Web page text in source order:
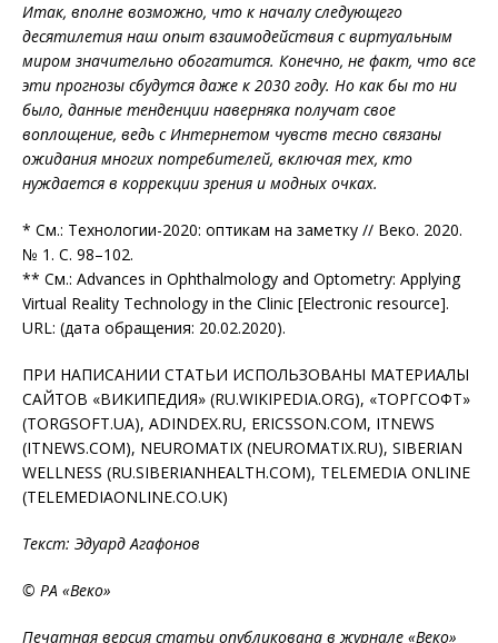
Итак, вполне возможно, что к началу следующего
десятилетия наш опыт взаимодействия с виртуальным
миром значительно обогатится. Конечно, не факт, что все
эти прогнозы сбудутся даже к 2030 году. Но как бы то ни
было, данные тенденции наверняка получат свое
воплощение, ведь с Интернетом чувств тесно связаны
ожидания многих потребителей, включая тех, кто
нуждается в коррекции зрения и модных очках.
* См.: Технологии-2020: оптикам на заметку // Веко. 2020.
№ 1. С. 98–102.
** См.: Advances in Ophthalmology and Optometry: Applying
Virtual Reality Technology in the Clinic [Electronic resource].
URL: (дата обращения: 20.02.2020).
ПРИ НАПИСАНИИ СТАТЬИ ИСПОЛЬЗОВАНЫ МАТЕРИАЛЫ
САЙТОВ «ВИКИПЕДИЯ» (RU.WIKIPEDIA.ORG), «ТОРГСОФТ»
(TORGSOFT.UA), ADINDEX.RU, ERICSSON.COM, ITNEWS
(ITNEWS.COM), NEUROMATIX (NEUROMATIX.RU), SIBERIAN
WELLNESS (RU.SIBERIANHEALTH.COM), TELEMEDIA ONLINE
(TELEMEDIAONLINE.CO.UK)
Текст: Эдуард Агафонов
© РА «Веко»
Печатная версия статьи опубликована в журнале «Веко»